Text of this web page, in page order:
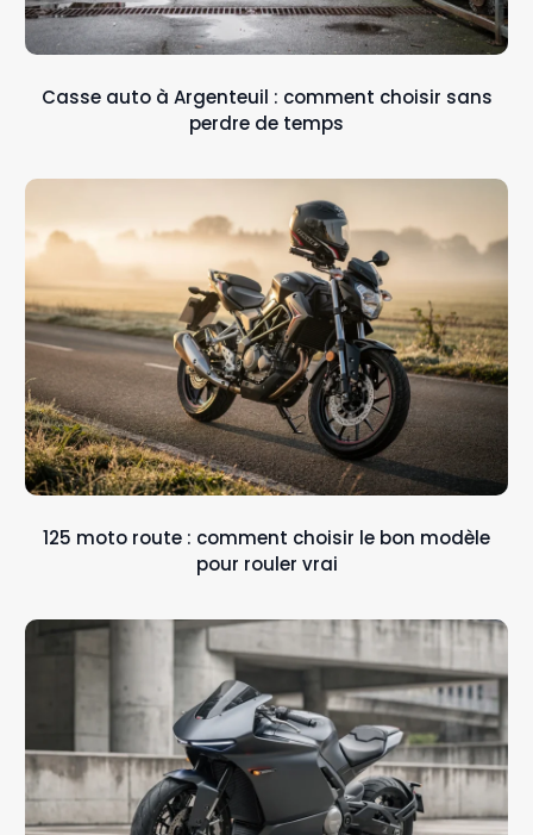
Casse auto à Argenteuil : comment choisir sans
perdre de temps
125 moto route : comment choisir le bon modèle
pour rouler vrai